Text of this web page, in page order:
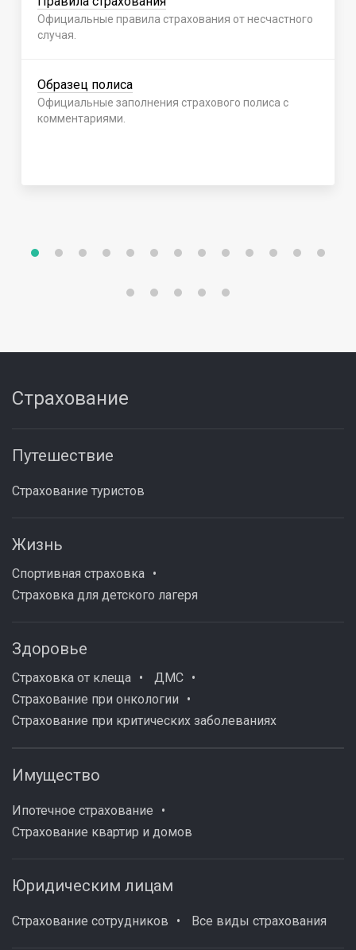
Официальные правила страхования от несчастного
случая.
Образец полиса
Официальные заполнения страхового полиса с
комментариями.
Страхование
Путешествие
Страхование туристов
Жизнь
Спортивная страховка
Страховка для детского лагеря
Здоровье
Страховка от клеща
ДМС
Страхование при онкологии
Страхование при критических заболеваниях
Имущество
Ипотечное страхование
Страхование квартир и домов
Юридическим лицам
Страхование сотрудников Все виды страхования